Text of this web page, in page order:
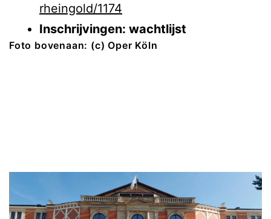
rheingold/1174
Inschrijvingen: wachtlijst
Foto bovenaan: (c) Oper Köln